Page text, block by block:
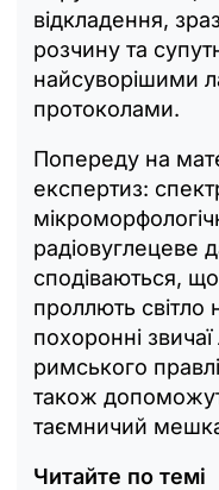
відкладення,
розчину та
найсуворішими
протоколами.
Попереду на
експертиз:
радіовуглецеве
сподіваються,
проллють світло
похоронні
римського
також
таємничий
Читайте по темі